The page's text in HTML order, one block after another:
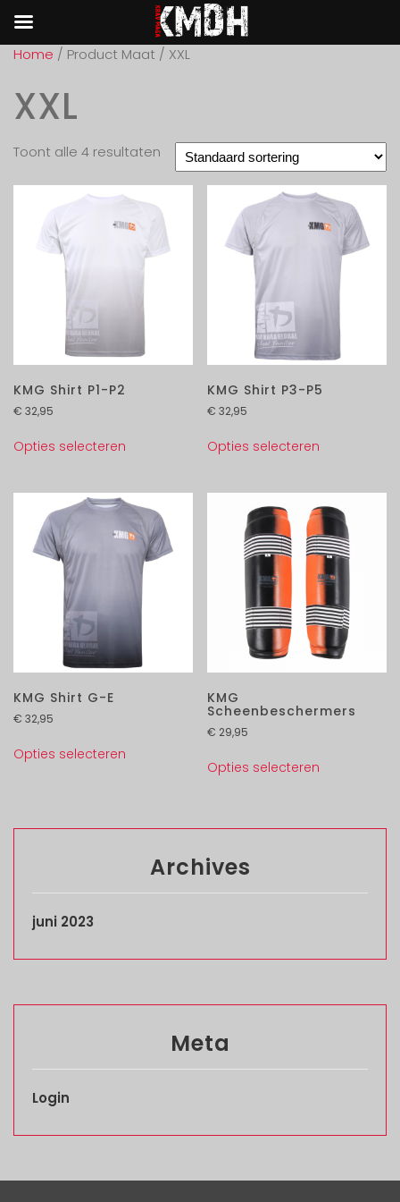
Home / Product Maat / XXL
XXL
Toont alle 4 resultaten
KMG Shirt P1-P2
€ 32,95
Opties selecteren
KMG Shirt P3-P5
€ 32,95
Opties selecteren
KMG Shirt G-E
€ 32,95
Opties selecteren
KMG
Scheenbeschermers
€ 29,95
Opties selecteren
Archives
juni 2023
Meta
Login